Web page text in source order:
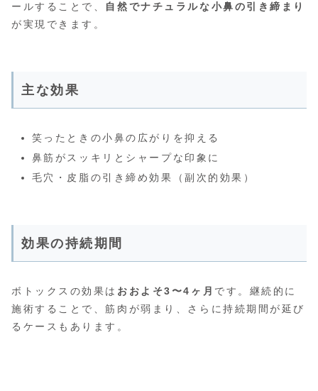
ールすることで、 自然でナチュラルな小鼻の引き締まり
が実現できます。
主な効果
笑ったときの小鼻の広がりを抑える
鼻筋がスッキリとシャープな印象に
毛穴・皮脂の引き締め効果（副次的効果）
効果の持続期間
ボトックスの効果は おおよそ3〜4ヶ月 です。継続的に
施術することで、筋肉が弱まり、さらに持続期間が延び
るケースもあります。